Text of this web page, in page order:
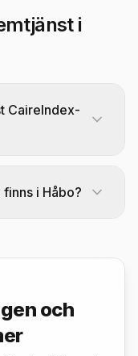
i
CaireIndex-
i Håbo med
i Håbo?
och